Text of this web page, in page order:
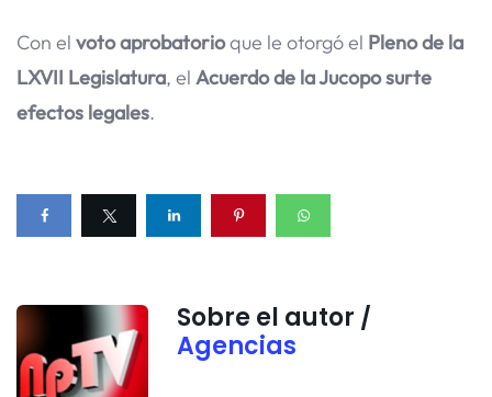
Con el voto aprobatorioque le otorgó el Pleno de la
LXVII Legislatura, el Acuerdo de la Jucopo surte
efectos legales.
Sobre el autor /
Agencias